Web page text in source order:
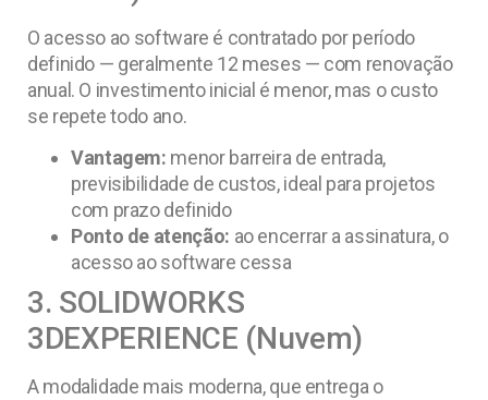
O acesso ao software é contratado por período
definido — geralmente 12 meses — com renovação
anual. O investimento inicial é menor, mas o custo
se repete todo ano.
Vantagem: menor barreira de entrada,
previsibilidade de custos, ideal para projetos
com prazo definido
Ponto de atenção: ao encerrar a assinatura, o
acesso ao software cessa
3. SOLIDWORKS
3DEXPERIENCE (Nuvem)
A modalidade mais moderna, que entrega o